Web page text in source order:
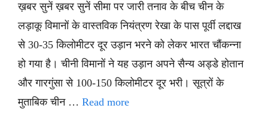
ख़बर सुनें ख़बर सुनें सीमा पर जारी तनाव के बीच चीन के
लड़ाकू विमानों के वास्तविक नियंत्रण रेखा के पास पूर्वी लद्दाख
से 30-35 किलोमीटर दूर उड़ान भरने को लेकर भारत चौंकन्ना
हो गया है। चीनी विमानों ने यह उड़ान अपने सैन्य अड्डे होतान
और गारगुंसा से 100-150 किलोमीटर दूर भरी। सूत्रों के
मुताबिक चीन … Read more